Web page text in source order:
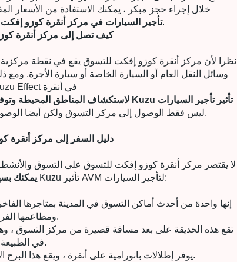
خلال إجراء حجز مبكر ، يمكنك الاستفادة من الأسعار
تأجير السيارات في مركز أنقرة كوزوتجعل رحلتك أكثر راحة.
كيف تصل إلى مركز أنقرة
نظرا لأن مركز أنقرة كوزو إفكت للتسوق يقع في نقطة
وسائل النقل العام أو السيارة الخاصة أو سيارة الأجرة. ومع
AVM Kuzu Effect في أنقرة
لاستكشاف المناطق المحيطة وتوفير وسائل نقل أكثر راحة.أنقرة Kuzu تأثير تأجير السيارات
ليس فقط الوصول إلى مركز التسوق ولكن أيضا الوصول السريع إلى نقاط هامة أخرى من المدينة.
دليل السفر إلى مركز أنقرة
لا يقتصر مركز أنقرة كوزو إفكت للتسوق على التسوق
يمكنك
أنقرة Kuzu تأثير AVM لتأجير السيارات:
ومطاعمها الفريدة.
في الطبيعة.
يوفر إطلالات بانورامية على أنقرة ، ويقع هذا البرج الأيقوني على بعد مسافة قصيرة.